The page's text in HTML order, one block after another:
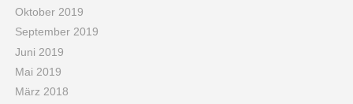
Oktober 2019
September 2019
Juni 2019
Mai 2019
März 2018